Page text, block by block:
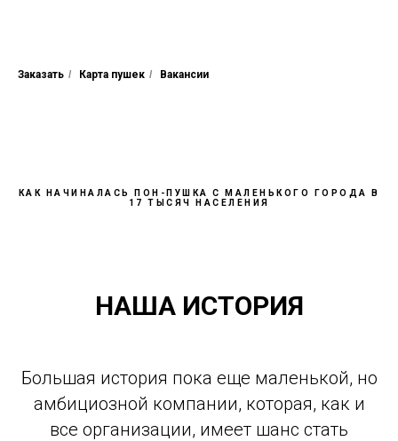
Заказать / Карта пушек / Вакансии
КАК НАЧИНАЛАСЬ ПОН-ПУШКА С МАЛЕНЬКОГО ГОРОДА В
17 ТЫСЯЧ НАСЕЛЕНИЯ
НАША ИСТОРИЯ
Большая история пока еще маленькой, но
амбициозной компании, которая, как и
все организации, имеет шанс стать